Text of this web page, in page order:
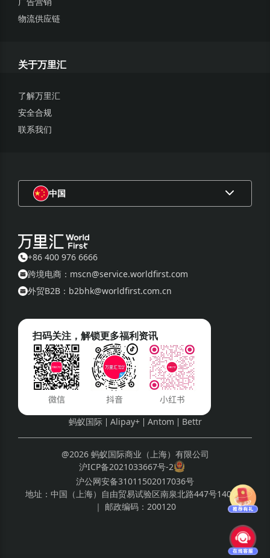
物流供应链
关于万里汇
了解万里汇
安全合规
联系我们
中国
+86 400 976 6666
跨境电商：mscn@service.worldfirst.com
外贸B2B：b2bhk@worldfirst.com.cn
扫码关注，解锁更多福利资讯
蚂蚁国际 Alipay+ Antom Bettr
@2026 蚂蚁国际商业（上海）有限公司
沪ICP备2021033667号-2
沪公网安备31011502017036号
地址： 中国（上海）自由贸易试验区南泉北路447号1408室
｜ 邮政编码： 200120